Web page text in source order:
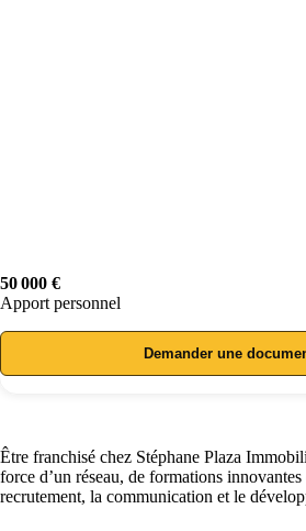
50 000 €
Apport personnel
Demander une
Être franchisé chez Stéphane Plaza
force d’un réseau, de formations
recrutement, la communication et le